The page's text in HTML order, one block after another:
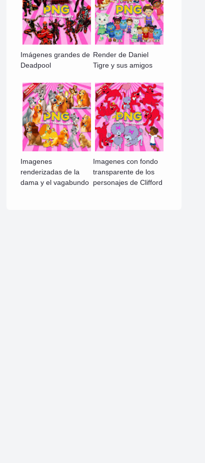
Imágenes grandes de
Deadpool
Render de Daniel
Tigre y sus amigos
Imagenes
renderizadas de la
dama y el vagabundo
Imagenes con fondo
transparente de los
personajes de Clifford